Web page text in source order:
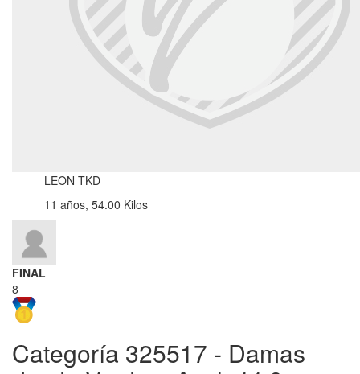
LEON TKD
11 años, 54.00 Kilos
FINAL
8
Categoría 325517 - Damas